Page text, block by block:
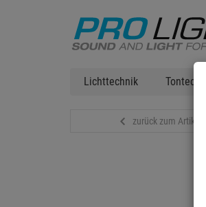
Lichttechnik
zurück zum Artikel